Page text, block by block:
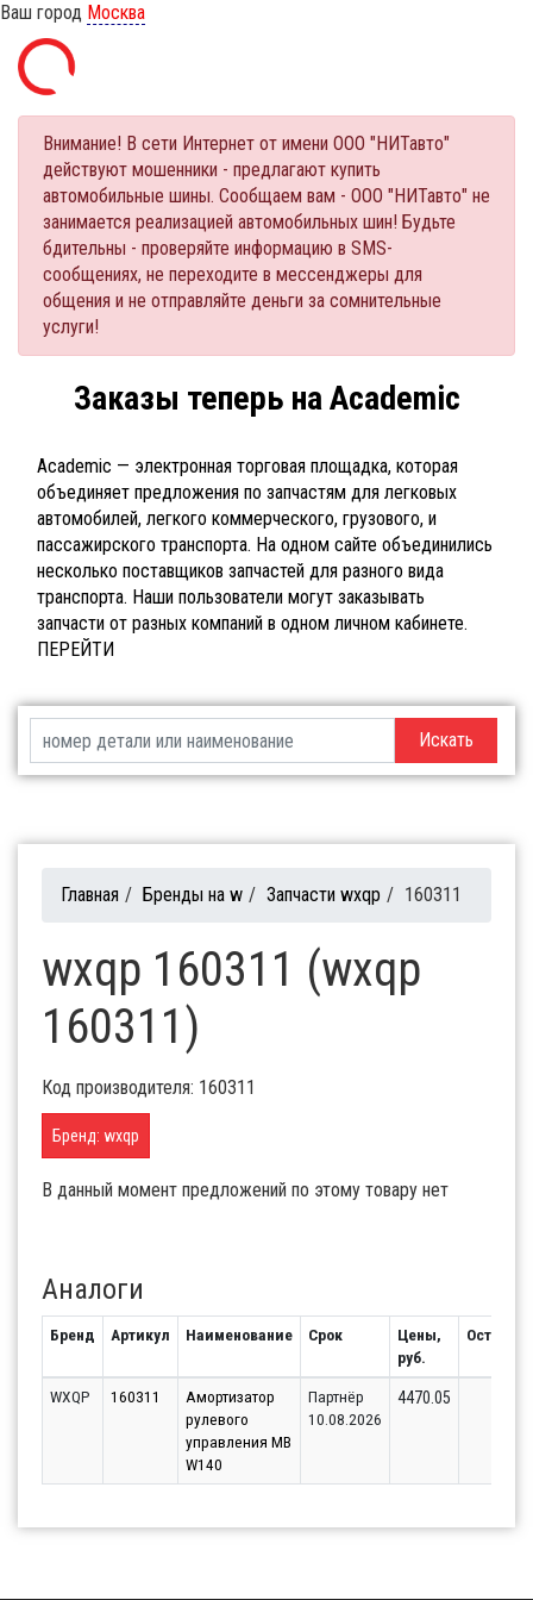
Ваш город Москва
Внимание! В сети Интернет от имени ООО "НИТавто"
действуют мошенники - предлагают купить
автомобильные шины. Сообщаем вам - ООО "НИТавто" не
занимается реализацией автомобильных шин! Будьте
бдительны - проверяйте информацию в SMS-
сообщениях, не переходите в мессенджеры для
общения и не отправляйте деньги за сомнительные
услуги!
Заказы теперь на Academic
Academic — электронная торговая площадка, которая
объединяет предложения по запчастям для легковых
автомобилей, легкого коммерческого, грузового, и
пассажирского транспорта. На одном сайте объединились
несколько поставщиков запчастей для разного вида
транспорта. Наши пользователи могут заказывать
запчасти от разных компаний в одном личном кабинете.
ПЕРЕЙТИ
Искать
Главная / Бренды на w / Запчасти wxqp / 160311
wxqp 160311 (wxqp
160311)
Код производителя: 160311
Бренд: wxqp
В данный момент предложений по этому товару нет
Аналоги
Бренд Артикул Наименование Срок
Цены,
руб.
Остаток
WXQP 160311
Амортизатор
рулевого
управления MB
W140
Партнёр
10.08.2026
4470.05